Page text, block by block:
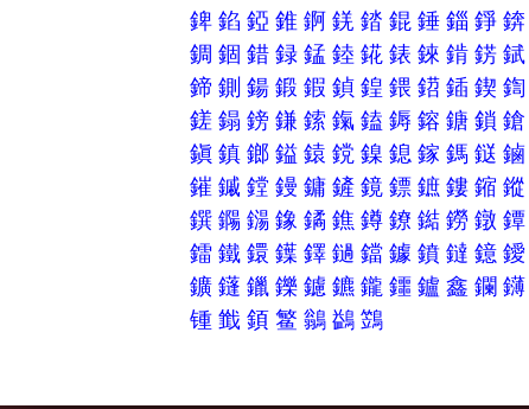
錍錎錏錐錒錓錔錕錘錙錚
錭錮錯録錳錴錵錶錸錹錺
鍗鍘鍚鍛鍜鍞鍠鍡鍣鍤鍥
鎈鎉鎊鎌鎍鎎鎑鎒鎔鎕鎖
鎭鎮鎯鎰鎱鎲鎳鎴鎵鎷鎹
鏙鏚鏜鏝鏞鏟鏡鏢鏣鏤鏥
鐉鐊鐋鐌鐍鐎鐏鐐鐑鐒鐓
鐳鐵鐶鐷鐸鐹鐺鐻鐼鐽鐿
鑛鑝鑞鑠鑢鑣鑨鑩鑪鑫鑭
锺韱顉鳘鶲鷁鷑